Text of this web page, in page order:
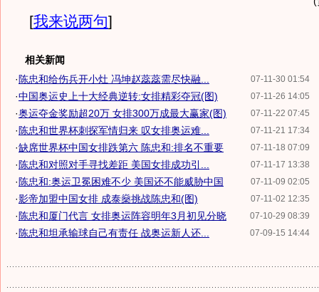
[我来说两句]
相关新闻
07-11-30 01:54
· 陈忠和给伤兵开小灶 冯坤赵蕊蕊需尽快融...
07-11-26 14:05
·中国奥运史上十大经典逆转:女排精彩夺冠(图)
07-11-22 07:45
·奥运夺金奖励超20万 女排300万成最大赢家(图)
07-11-21 17:34
· 陈忠和世界杯刺探军情归来 叹女排奥运难...
07-11-18 07:09
·缺席世界杯中国女排跌第六 陈忠和:排名不重要
07-11-17 13:38
· 陈忠和对照对手寻找差距 美国女排成功引...
07-11-09 02:05
· 陈忠和:奥运卫冕困难不少 美国还不能威胁中国
07-11-02 12:35
·影帝加盟中国女排 成泰燊挑战陈忠和(图)
07-10-29 08:39
· 陈忠和厦门代言 女排奥运阵容明年3月初见分晓
07-09-15 14:44
· 陈忠和坦承输球自己有责任 战奥运新人还...